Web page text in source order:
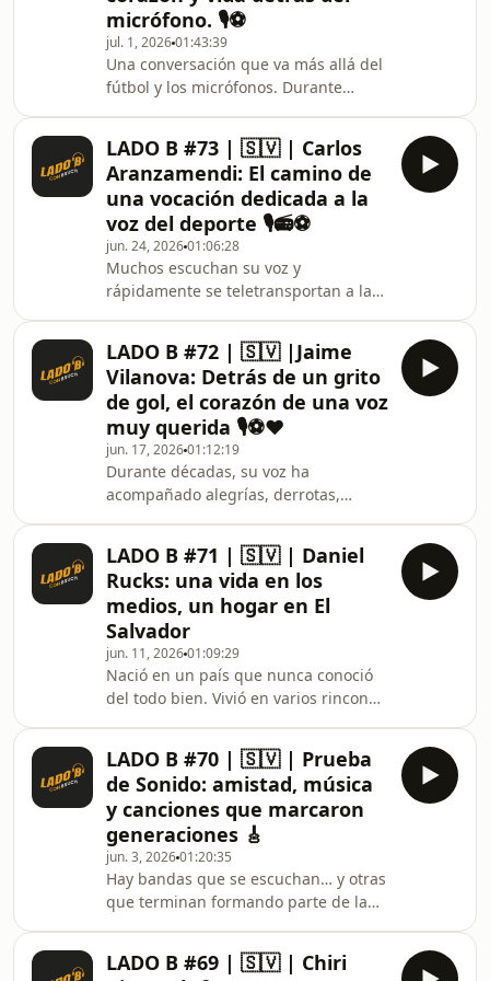
Salvador.Muchos recuerdan a Ramón
Fagoaga por haber formado parte de
la selección que representó al país en
el Mundial de España 82.Pocos
conocen todo lo
micrófono. 🎙️⚽
jul. 1, 202601:43:39
Una conversación que va más allá del
fútbol y los micrófonos. Durante
una de las voces más reconocidas del
periodismo deportivo salvadoreño.
Sus narraciones, opiniones y frases
han acompañado algunos de los
momentos más memorables del
fútbol nacional, convirtiéndolo en un
referente para varias generaciones.En
este episodio de Lado B con Bruch,
conocemos a la perso
LADO B #73 | 🇸🇻 | Carlos
Aranzamendi: El camino de
una vocación dedicada a la
voz del deporte 🎙️📻⚽
jun. 24, 202601:06:28
Muchos escuchan su voz y
rápidamente se teletransportan a la
pocos conocen las historias detrás de
los micrófonos y las cámaras.En este
episodio de Lado B con Bruch
conversamos con Carlos
Aranzamendi, salvadoreño, quien se
define a sí mismo como un periodista
empírico. Sin haber estudiado
periodismo, encontró en los
micrófonos una vocación que
terminaría acompañá
LADO B #72 | 🇸🇻 |Jaime
Vilanova: Detrás de un grito
de gol, el corazón de una voz
muy querida 🎙️⚽❤️
jun. 17, 202601:12:19
Durante décadas, su voz ha
acompañado alegrías, derrotas,
momentos más importantes del
deporte salvadoreño.Muchos conocen
el grito de gol.Pocos conocen al
hombre detrás de él.En este episodio
de Lado B con Bruch conversamos con
Jaime Vilanova sobre los caminos
inesperados que lo llevaron a la radio,
aquella invitación de Ricardo “El Chiri“
Rivas que terminó ca
LADO B #71 | 🇸🇻 | Daniel
Rucks: una vida en los
medios, un hogar en El
Salvador
jun. 11, 202601:09:29
Nació en un país que nunca conoció
del todo bien. Vivió en varios rincones
hicieron historia en la televisión
salvadoreña.Pero detrás del
personaje, existe una historia mucho
más humana. En este episodio de
Lado B con Bruch, conversamos con
Daniel Rucks, músico, productor,
arquitecto y una de las figuras más
reconocidas del entretenimiento
salvadoreño. 🇸🇻Una conv
LADO B #70 | 🇸🇻 | Prueba
de Sonido: amistad, música
y canciones que marcaron
generaciones 🎸
jun. 3, 202601:20:35
Hay bandas que se escuchan… y otras
que terminan formando parte de la
episodio de Lado B con Bruch,
conversamos con Martín Núñez y Alex
LADO B #69 | 🇸🇻 | Chiri